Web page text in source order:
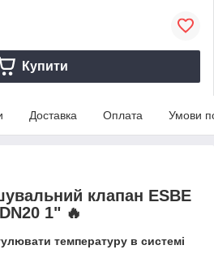
Купити
Доставка Оплата Умови
клапан ESBE
1" 🔥
температуру в системі